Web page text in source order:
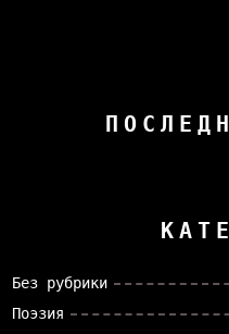
Без рубрики
Поэзия